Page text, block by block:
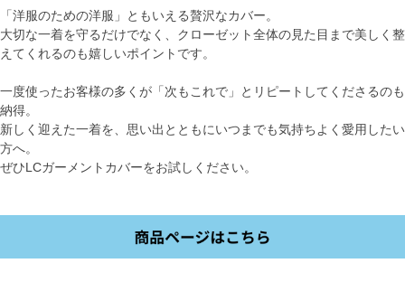
「洋服のための洋服」ともいえる贅沢なカバー。
大切な一着を守るだけでなく、クローゼット全体の見た目まで美しく整
えてくれるのも嬉しいポイントです。
一度使ったお客様の多くが「次もこれで」とリピートしてくださるのも
納得。
新しく迎えた一着を、思い出とともにいつまでも気持ちよく愛用したい
方へ。
ぜひLCガーメントカバーをお試しください。